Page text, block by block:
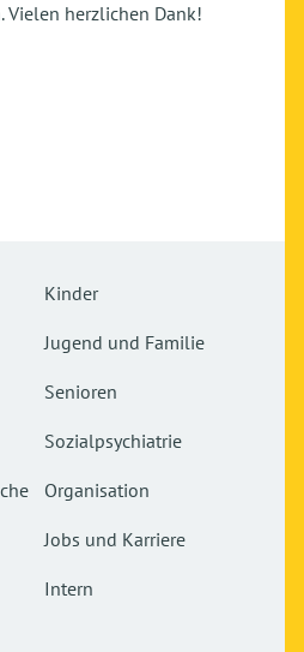
Vielen herzlichen Dank!
Kinder
Jugend und Familie
Senioren
Sozialpsychiatrie
Organisation
Jobs und Karriere
Intern